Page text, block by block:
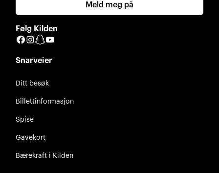
Meld meg på
Følg Kilden
Facebook
Instagram
Snapchat
Snarveier
Ditt besøk
Billettinformasjon
Spise
Gavekort
Bærekraft i Kilden